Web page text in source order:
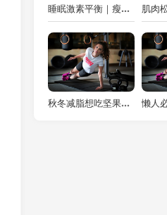
睡眠激素平衡｜瘦素与饥饿素，睡眠决定减脂效率
秋冬减脂想吃坚果不胖？2 道低卡坚果零食 + 1 个分装运动，解馋抗饿